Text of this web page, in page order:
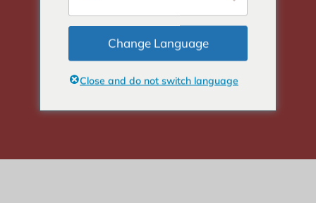
Receta de sopa de
col
Change Language
Close and do not switch language